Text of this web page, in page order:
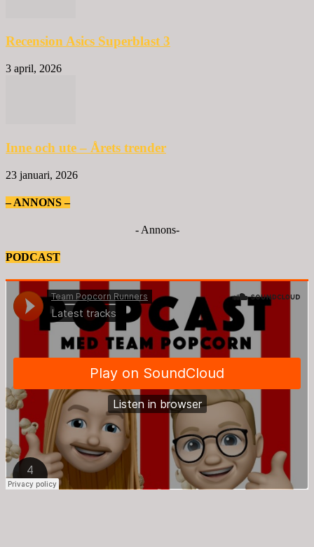
Recension Asics Superblast 3
3 april, 2026
Inne och ute – Årets trender
23 januari, 2026
– ANNONS –
- Annons-
PODCAST